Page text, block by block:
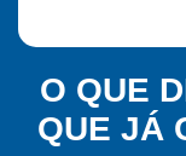
O QUE
QUE JÁ